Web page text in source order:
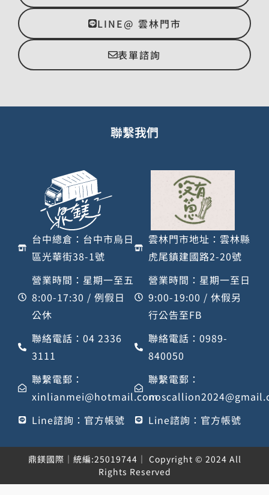
LINE@ 雲林門市
表單諮詢
聯繫我們
台中總倉：台中市烏日
區光華街38-1號
營業時間：星期一至五
8:00-17:30 / 例假日
公休
聯絡電話：04 2336
3111
聯繫電郵：
xinlianmei@hotmail.com
Line諮詢：官方帳號
雲林門市地址：雲林縣
虎尾鎮建國路2-20號
營業時間：星期一至日
9:00-19:00 / 休假另
行公告至FB
聯絡電話：0989-
840050
聯繫電郵：
Line諮詢：官方帳號
鼎鎂國際｜統編:25019744｜ Copyright © 2024 All
Rights Reserved